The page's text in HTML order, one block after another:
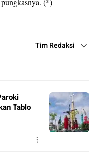
pungkasnya. (*)
Tim Redaksi
Tablo